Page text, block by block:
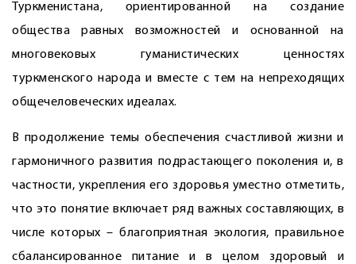
Туркменистана, ориентированной на создание
общества равных возможностей и основанной на
многовековых гуманистических ценностях
туркменского народа и вместе с тем на непреходящих
общечеловеческих идеалах.
В продолжение темы обеспечения счастливой жизни и
гармоничного развития подрастающего поколения и, в
частности, укрепления его здоровья уместно отметить,
что это понятие включает ряд важных составляющих, в
числе которых – благоприятная экология, правильное
сбалансированное питание и в целом здоровый и